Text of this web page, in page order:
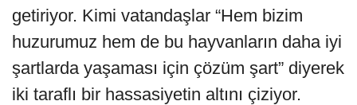
getiriyor. Kimi vatandaşlar “Hem bizim
huzurumuz hem de bu hayvanların daha iyi
şartlarda yaşaması için çözüm şart” diyerek
iki taraflı bir hassasiyetin altını çiziyor.